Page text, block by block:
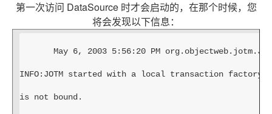
第一次访问 DataSource 时才会启动的，在那个时候，您
将会发现以下信息：
May 6, 2003 5:56:20 PM
INFO:JOTM started with a local transaction factory
is not bound.